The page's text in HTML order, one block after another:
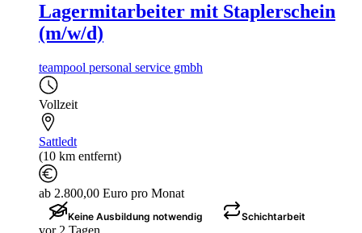
Lagermitarbeiter mit Staplerschein
(m/w/d)
teampool personal service gmbh
Vollzeit
Sattledt
(10 km entfernt)
ab 2.800,00 Euro pro Monat
Keine Ausbildung notwendig Schichtarbeit